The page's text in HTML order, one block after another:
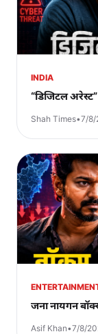
INDIA
“डिजिटल
Shah Times•7/8/
जना नायगन
Asif Khan•7/8/